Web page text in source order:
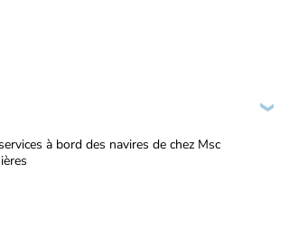
à bord des navires de chez Msc